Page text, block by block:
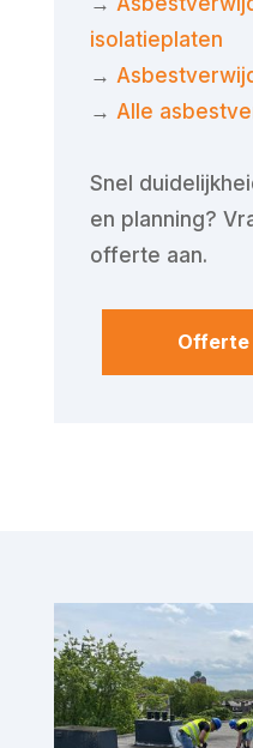
isolatieplaten
→
→ Alle
Snel
en planning?
offerte aan.
Offerte